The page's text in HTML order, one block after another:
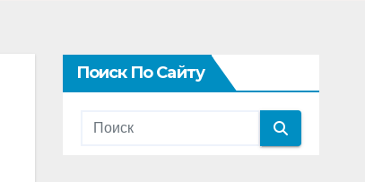
Поиск По Сайту